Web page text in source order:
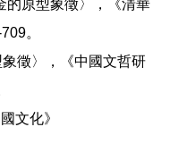
的原型象徵〉，《清華
。
徵〉，《中國文哲研
文化》